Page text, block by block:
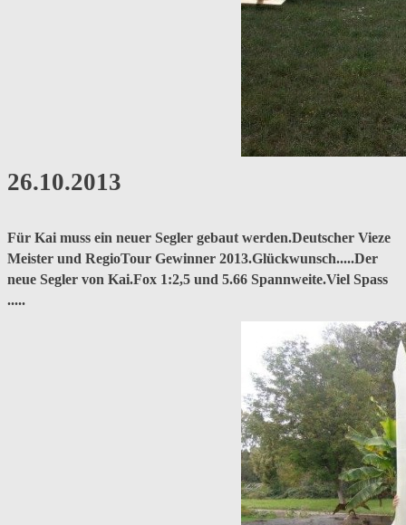
26.10.2013
Für Kai muss ein neuer Segler gebaut werden.Deutscher Vieze
Meister und RegioTour Gewinner 2013.Glückwunsch.....Der
neue Segler von Kai.Fox 1:2,5 und 5.66 Spannweite.Viel Spass
.....